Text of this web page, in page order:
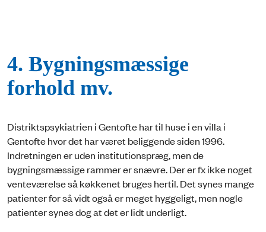
4. Bygningsmæssige
forhold mv.
Distriktspsykiatrien i Gentofte har til huse i en villa i
Gentofte hvor det har været beliggende siden 1996.
Indretningen er uden institutionspræg, men de
bygningsmæssige rammer er snævre. Der er fx ikke noget
venteværelse så køkkenet bruges hertil. Det synes mange
patienter for så vidt også er meget hyggeligt, men nogle
patienter synes dog at det er lidt underligt.